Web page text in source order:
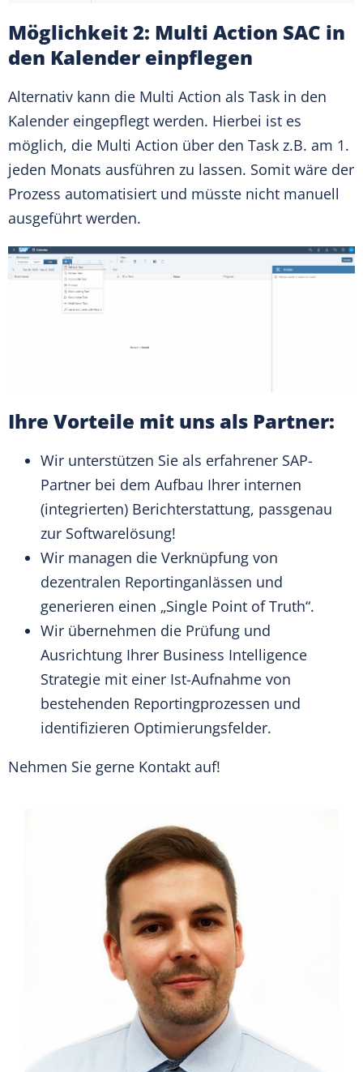
Möglichkeit 2: Multi Action SAC in
den Kalender einpflegen
Alternativ kann die Multi Action als Task in den
Kalender eingepflegt werden. Hierbei ist es
möglich, die Multi Action über den Task z.B. am 1.
jeden Monats ausführen zu lassen. Somit wäre der
Prozess automatisiert und müsste nicht manuell
ausgeführt werden.
Ihre Vorteile mit uns als Partner:
Wir unterstützen Sie als erfahrener SAP-
Partner bei dem Aufbau Ihrer internen
(integrierten) Berichterstattung, passgenau
zur Softwarelösung!
Wir managen die Verknüpfung von
dezentralen Reportinganlässen und
generieren einen „Single Point of Truth“.
Wir übernehmen die Prüfung und
Ausrichtung Ihrer Business Intelligence
Strategie mit einer Ist-Aufnahme von
bestehenden Reportingprozessen und
identifizieren Optimierungsfelder.
Nehmen Sie gerne Kontakt auf!